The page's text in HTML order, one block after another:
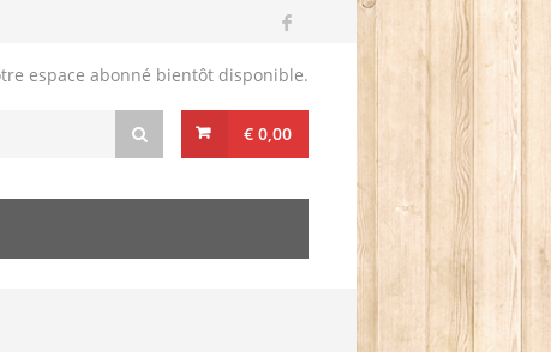
espace abonné bientôt disponible.
€ 0,00